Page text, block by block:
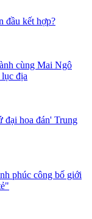
đầu kết hợp?
cùng Mai Ngô
địa
đại hoa đán' Trung
phúc công bố giới